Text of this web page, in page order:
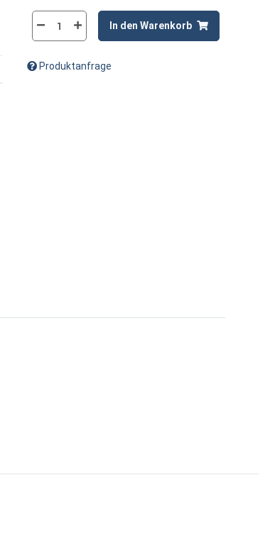
In den Warenkorb
Produktanfrage